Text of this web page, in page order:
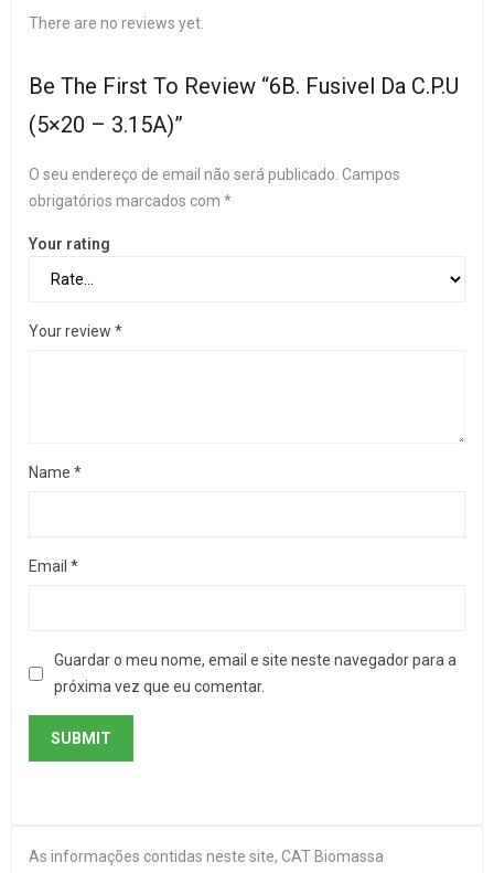
There are no reviews yet.
Be The First To Review “6B. Fusivel Da C.P.U
(5×20 – 3.15A)”
O seu endereço de email não será publicado. Campos
obrigatórios marcados com *
Your rating
Your review *
Name *
Email *
Guardar o meu nome, email e site neste navegador para a
próxima vez que eu comentar.
As informações contidas neste site, CAT Biomassa